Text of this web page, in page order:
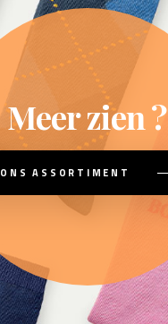
Meer zien ?
ONS ASSORTIMENT